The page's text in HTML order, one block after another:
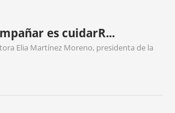
es cuidarR...
Elia Martínez Moreno, presidenta de la